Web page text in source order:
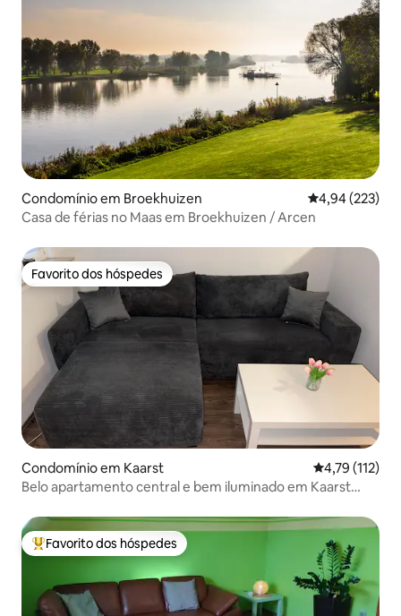
Condomínio em Broekhuizen Classificação
4,94 (223)
Casa de férias no Maas em Broekhuizen / Arcen
Favorito dos hóspedes
Favorito dos hóspedes
Condomínio em Kaarst Classificação
4,79 (112)
Belo apartamento central e bem iluminado em Kaarst
Favoritos dos hóspedes mais apreciados
Favorito dos hóspedes